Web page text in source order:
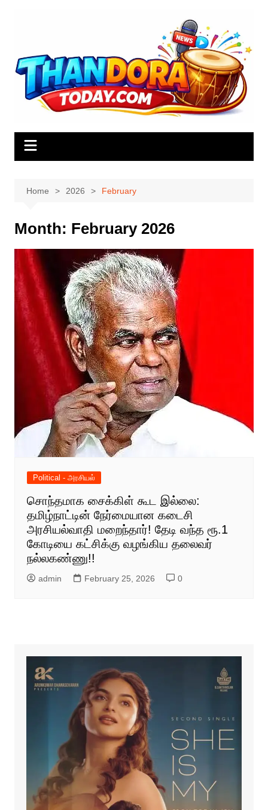
Home 2026 February
Month: February 2026
Political - அரசியல்
சொந்தமாக சைக்கிள் கூட இல்லை:
தமிழ்நாட்டின் நேர்மையான கடைசி
அரசியல்வாதி மறைந்தார்! தேடி வந்த ரூ.1
கோடியை கட்சிக்கு வழங்கிய தலைவர்
நல்லகண்ணு!!
admin February 25, 2026 0